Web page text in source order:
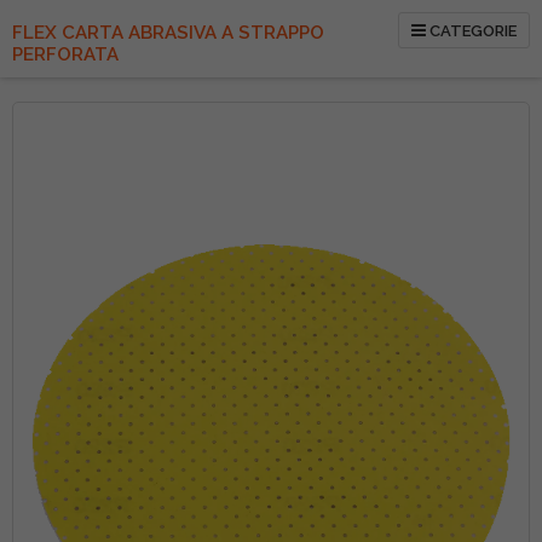
FLEX CARTA ABRASIVA A STRAPPO
PERFORATA
CATEGORIE